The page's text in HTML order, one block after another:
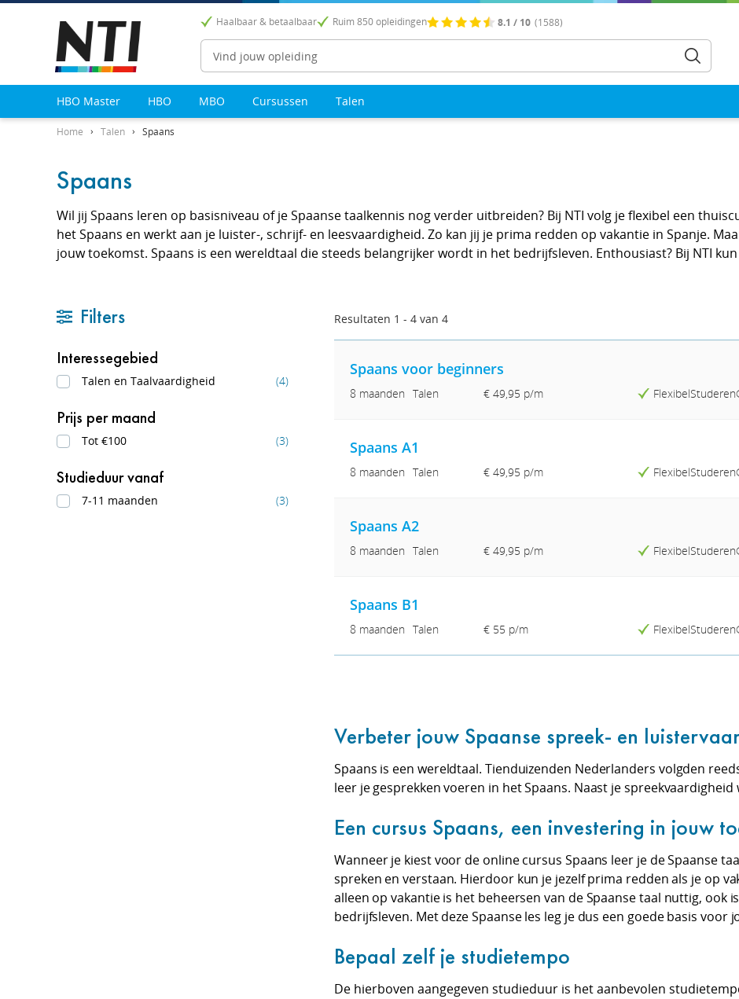
Haalbaar & betaalbaar Ruim 850 opleidingen 8.1 / 10 (1588)
Zoeken
HBO Master HBO MBO Cursussen Talen
Home Talen Spaans
Spaans
Wil jij Spaans leren op basisniveau of je Spaanse taalkennis nog verder uitbreiden? Bij NTI volg je flexibel een
het Spaans en werkt aan je luister-, schrijf- en leesvaardigheid. Zo kan jij je prima redden op vakantie in Spanje.
jouw toekomst. Spaans is een wereldtaal die steeds belangrijker wordt in het bedrijfsleven. Enthousiast? Bij NTI
Filters
Interessegebied
Talen en Taalvaardigheid (4)
Prijs per maand
Tot €100 (3)
Studieduur vanaf
7-11 maanden (3)
Resultaten 1 - 4 van 4
Spaans voor beginners
8 maanden Talen € 49,95 p/m
Spaans A1
8 maanden Talen € 49,95 p/m
Spaans A2
8 maanden Talen € 49,95 p/m
Spaans B1
8 maanden Talen € 55 p/m
Verbeter jouw Spaanse spreek- en
Spaans is een wereldtaal. Tienduizenden Nederlanders volgden
leer je gesprekken voeren in het Spaans. Naast je
Een cursus Spaans, een investering in jouw
Wanneer je kiest voor de online cursus Spaans leer je de Spaanse
spreken en verstaan. Hierdoor kun je jezelf prima redden als je op
alleen op vakantie is het beheersen van de Spaanse taal nuttig, ook
bedrijfsleven. Met deze Spaanse les leg je dus een goede basis voor
Bepaal zelf je studietempo
De hierboven aangegeven studieduur is het aanbevolen